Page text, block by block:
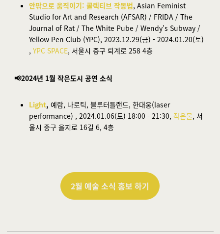
안팎으로 움직이기: 콜렉티브 작동법, Asian Feminist
Studio for Art and Research (AFSAR) / FRIDA / The
Journal of Rat / The White Pube / Wendy’s Subway /
Yellow Pen Club (YPC), 2023.12.29(금) - 2024.01.20(토)
, YPC SPACE, 서울시 중구 퇴계로 258 4층
📢2024년 1월 작은도시 공연 소식
Light, 예람, 나로틱, 블루터틀랜드, 한대웅(laser
performance) , 2024.01.06(토) 18:00 - 21:30, 작은물, 서
울시 중구 을지로 16길 6, 4층
2월 예술 소식 홍보 하기